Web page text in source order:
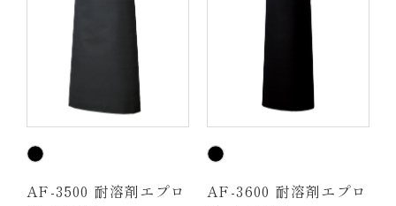
AF-3500 耐溶剤エプロ
AF-3600 耐溶剤エプロ